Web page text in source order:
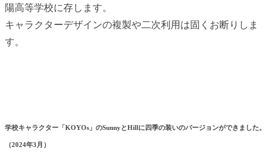
陽高等学校に存します。
キャラクターデザインの複製や二次利用は固くお断りしま
す。
学校キャラクター「KOYOs」のSunnyとHillに四季の装いのバージョンができました。
（2024年3月）